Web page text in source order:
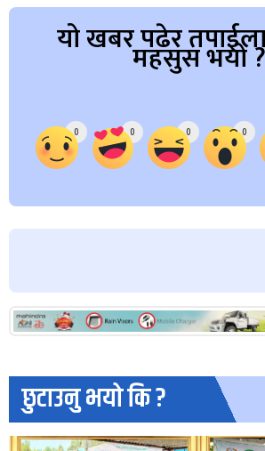
यो खबर पढेरमहसुस भयो ?
0 0 0 0
छुटाउनु भयो कि ?